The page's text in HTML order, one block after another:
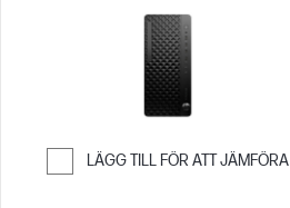
LÄGG TILL FÖR ATT JÄMFÖRA